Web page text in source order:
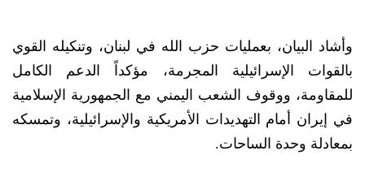
وأشاد البيان، بعمليات حزب الله في لبنان، وتنكيله القوي
بالقوات الإسرائيلية المجرمة، مؤكداً الدعم الكامل
للمقاومة، ووقوف الشعب اليمني مع الجمهورية الإسلامية
في إيران أمام التهديدات الأمريكية والإسرائيلية، وتمسكه
بمعادلة وحدة الساحات.